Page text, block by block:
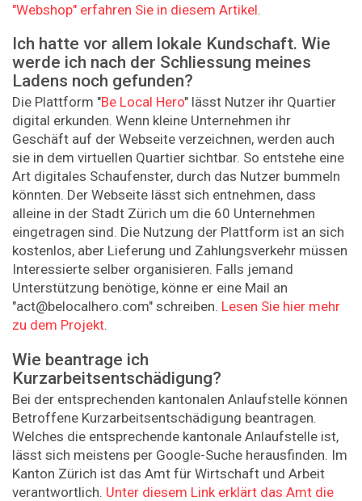
"Webshop" erfahren Sie in diesem Artikel.
Ich hatte vor allem lokale Kundschaft. Wie
werde ich nach der Schliessung meines
Ladens noch gefunden?
Die Plattform "Be Local Hero" lässt Nutzer ihr Quartier
digital erkunden. Wenn kleine Unternehmen ihr
Geschäft auf der Webseite verzeichnen, werden auch
sie in dem virtuellen Quartier sichtbar. So entstehe eine
Art digitales Schaufenster, durch das Nutzer bummeln
könnten. Der Webseite lässt sich entnehmen, dass
alleine in der Stadt Zürich um die 60 Unternehmen
eingetragen sind. Die Nutzung der Plattform ist an sich
kostenlos, aber Lieferung und Zahlungsverkehr müssen
Interessierte selber organisieren. Falls jemand
Unterstützung benötige, könne er eine Mail an
"act@belocalhero.com" schreiben. Lesen Sie hier mehr
zu dem Projekt.
Wie beantrage ich
Kurzarbeitsentschädigung?
Bei der entsprechenden kantonalen Anlaufstelle können
Betroffene Kurzarbeitsentschädigung beantragen.
Welches die entsprechende kantonale Anlaufstelle ist,
lässt sich meistens per Google-Suche herausfinden. Im
Kanton Zürich ist das Amt für Wirtschaft und Arbeit
verantwortlich. Unter diesem Link erklärt das Amt die